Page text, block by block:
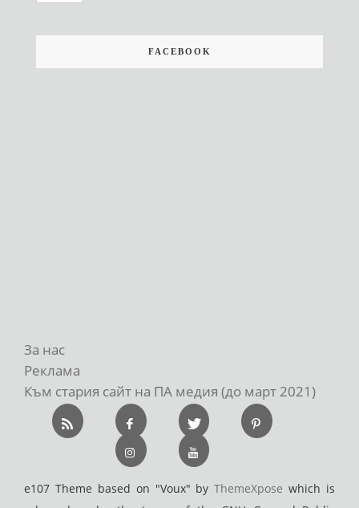
FACEBOOK
За нас
Реклама
Към стария сайт на ПА медия (до март 2021)
e107 Theme based on "Voux" byThemeXpose which is